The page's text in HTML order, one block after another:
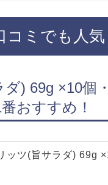
ク・1番おすすめ！『江崎グリ
コミでも人気
) 69g ×10個
おすすめ！
ッツ(旨サラダ) 69g